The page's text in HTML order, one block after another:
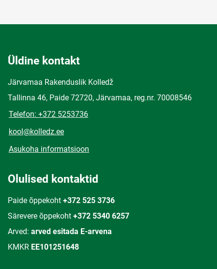
Üldine kontakt
Järvamaa Rakenduslik Kolledž
Tallinna 46, Paide 72720, Järvamaa, reg.nr. 70008546
Telefon: +372 5253736
kool@kolledz.ee
Asukoha informatsioon
Olulised kontaktid
Paide õppekoht +372 525 3736
Särevere õppekoht +372 5340 6257
Arved: arved esitada E-arvena
KMKR EE101251648